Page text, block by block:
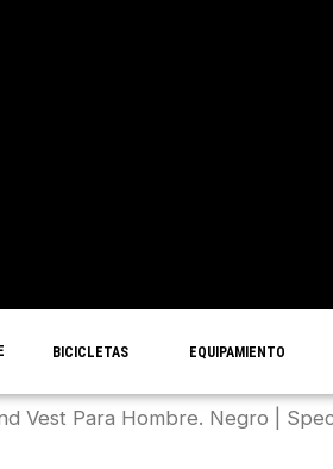
BICICLETAS EQUIPAMIENTO
Vest Para Hombre. Negro |